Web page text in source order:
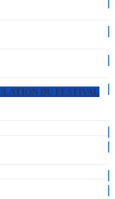
DU FESTIVAL